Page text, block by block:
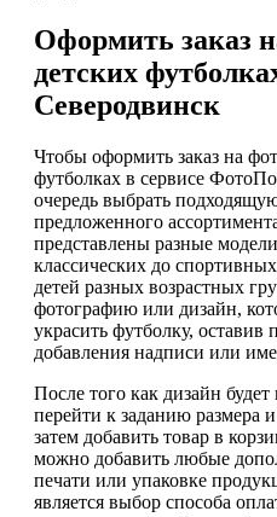
Оформить заказ
детских
Северодвинск
Чтобы оформить заказ на
футболках в сервисе
очередь выбрать
предложенного
представлены разные
классических до
детей разных возрастных
фотографию или дизайн,
украсить футболку, оставив
добавления надписи или
После того как дизайн
перейти к заданию размера
затем добавить товар в
можно добавить любые
печати или упаковке
является выбор способа